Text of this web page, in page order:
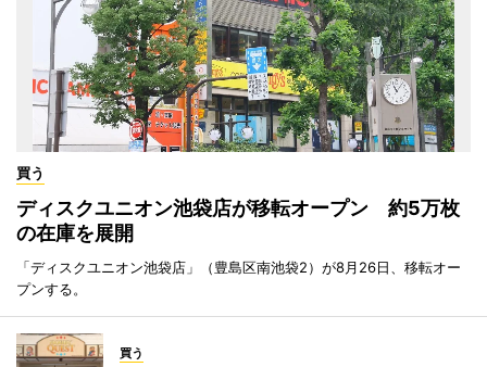
買う
ディスクユニオン池袋店が移転オープン 約5万枚
の在庫を展開
「ディスクユニオン池袋店」（豊島区南池袋2）が8月26日、移転オー
プンする。
買う